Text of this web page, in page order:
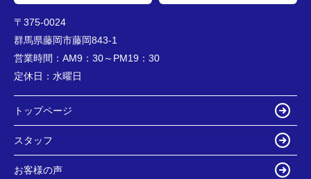
〒375-0024
群馬県藤岡市藤岡843-1
営業時間： AM9：30～PM19：30
定休日： 水曜日
トップページ
スタッフ
お客様の声